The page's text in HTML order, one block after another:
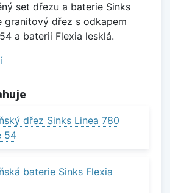
set dřezu a baterie Sinks
granitový dřez s odkapem
a baterii Flexia lesklá.
dřez Sinks Linea 780
54
baterie Sinks Flexia